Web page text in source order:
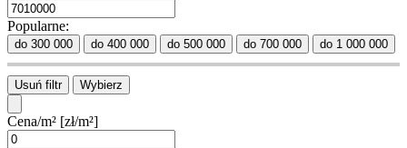
Popularne:
do 300 000 do 400 000 do 500 000 do 700 000 do 1 000 000
Usuń filtr Wybierz
Cena/m² [zł/m²]